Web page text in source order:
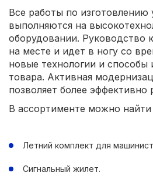
Все работы по
выполняются на
оборудовании. Руководство
на месте и идет в ногу со
новые технологии и способы
товара. Активная
позволяет более эффективно
В ассортименте можно
Летний комплект для
Сигнальный жилет.